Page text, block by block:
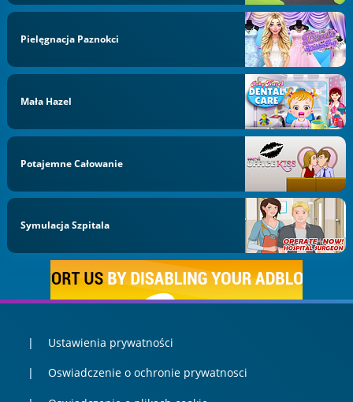
Pielęgnacja Paznokci
Mała Hazel
Potajemne Całowanie
Symulacja Szpitala
Ustawienia prywatności
Oswiadczenie o ochronie prywatnosci